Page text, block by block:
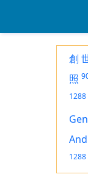
創
照
1288
1288